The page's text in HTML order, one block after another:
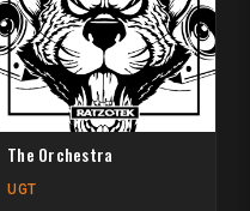
The Orchestra
UGT